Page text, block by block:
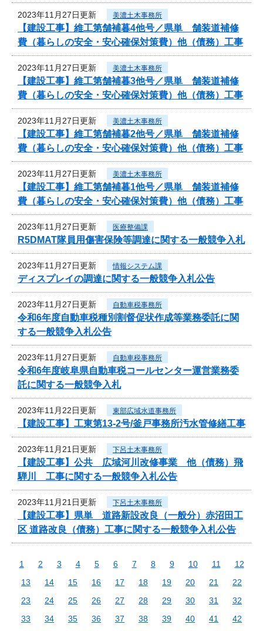
2023年11月27日更新 美濃土木事務所
【建設工事】維工第舗補暮4他号／県単 舗装道補修
費（暮らしの安全・安心確保対策費）他（債務）工事
2023年11月27日更新 美濃土木事務所
【建設工事】維工第舗補暮3他号／県単 舗装道補修
費（暮らしの安全・安心確保対策費）他（債務）工事
2023年11月27日更新 美濃土木事務所
【建設工事】維工第舗補暮2他号／県単 舗装道補修
費（暮らしの安全・安心確保対策費）他（債務）工事
2023年11月27日更新 美濃土木事務所
【建設工事】維工第舗補暮1他号／県単 舗装道補修
費（暮らしの安全・安心確保対策費）他（債務）工事
2023年11月27日更新 医療整備課
R5DMAT隊員用傷害保険等調達に関する一般競争入札
2023年11月27日更新 情報システム課
ディスプレイの調達に関する一般競争入札公告
2023年11月27日更新 自動車税事務所
令和6年度自動車税種別割督促状作成等業務委託に関
する一般競争入札公告
2023年11月27日更新 自動車税事務所
令和6年度岐阜県自動車税コールセンター運営業務委
託に関する一般競争入札
2023年11月22日更新 東部広域水道事務所
【建設工事】工東第13-2号/釜戸事務所汚水管修繕工事
2023年11月21日更新 下呂土木事務所
【建設工事】公共 広域河川改修事業 他（債務）飛
騨川 工事に関する一般競争入札公告
2023年11月21日更新 下呂土木事務所
【建設工事】県単 道路新設改良（一般分）赤沼田工
区 道路改良（債務）工事に関する一般競争入札公告
1 2 3 4 5 6 7 8 9 10 11
12
13
14 15 16 17 18 19 20 21
22
23
24 25 26 27 28 29 30 31
32
33
34 35 36 37 38 39 40 41
42